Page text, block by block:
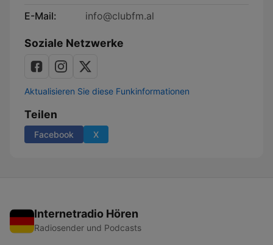
E-Mail:
info@clubfm.al
Soziale Netzwerke
Aktualisieren Sie diese Funkinformationen
Teilen
Facebook X
Internetradio Hören
Radiosender und Podcasts